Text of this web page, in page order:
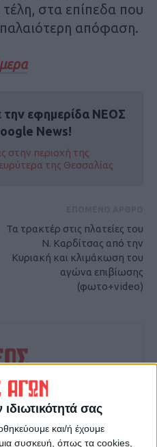
σας
και/ή έχουμε
συσκευή, όπως τα cookies,
στα επίπεδα που
απόφαση.
την εφημερίδα ΝΕΟΣ
News!
στην περιοχή της
της Θεσσαλίας
Τα τρακτέρ στις πλατείες του
Ν. Καρδίτσας από την
Κυριακή και κλιμάκωση του
αγώνα επιβίωσης
(φωτο+video)
ΑΓΩΝ